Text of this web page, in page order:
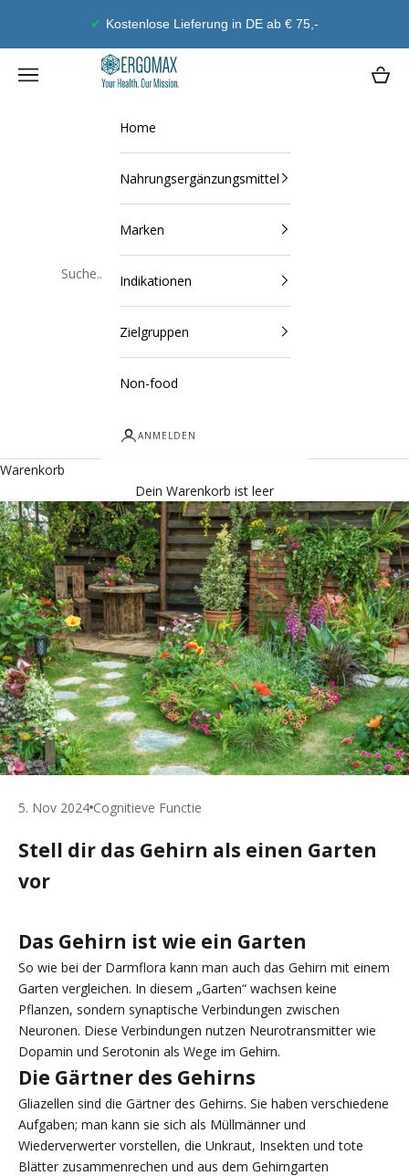
Geld-Zurück-Garantie
Ergomax
Navigationsmenü öffnen
Home
Nahrungsergänzungsmittel
Marken
Indikationen
Zielgruppen
Non-food
ANMELDEN
Warenkorb
Dein Warenkorb ist leer
5. Nov 2024 Cognitieve Functie
Stell dir das Gehirn als einen Garten
vor
Das Gehirn ist wie ein Garten
So wie bei der Darmflora kann man auch das Gehirn mit einem
Garten vergleichen. In diesem „Garten“ wachsen keine
Pflanzen, sondern synaptische Verbindungen zwischen
Neuronen. Diese Verbindungen nutzen Neurotransmitter wie
Dopamin und Serotonin als Wege im Gehirn.
Die Gärtner des Gehirns
Gliazellen sind die Gärtner des Gehirns. Sie haben verschiedene
Aufgaben; man kann sie sich als Müllmänner und
Wiederverwerter vorstellen, die Unkraut, Insekten und tote
Blätter zusammenrechen und aus dem Gehirngarten